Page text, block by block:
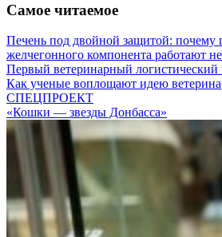
Самое читаемое
Печень под двойной защитой: почему
желчегонного компонента работают
Первый ветеринарный логистический
Как ученые воплощают идею
СПЕЦПРОЕКТ
«Кошки — звезды Донбасса»